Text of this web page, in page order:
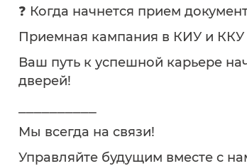
❓ Когда начнется прием
Приемная кампания в КИУ и ККУ
Ваш путь к успешной карьере
дверей!
Мы всегда на связи!
Управляйте будущим вместе с